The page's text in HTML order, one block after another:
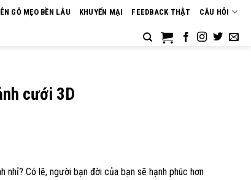
GỖ MẸO BỀN LÂU KHUYẾN MẠI FEEDBACK THẬT CÂU HỎI
cưới 3D
Có lẽ, người bạn đời của bạn sẽ hạnh phúc hơn